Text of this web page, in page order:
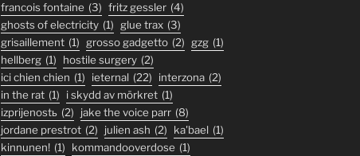
francois fontaine (3) fritz gessler (4)
ghosts of electricity (1) glue trax (3)
grisaillement (1) grosso gadgetto (2) gzg (1)
hellberg (1) hostile surgery (2)
ici chien chien (1) ieternal (22) interzona (2)
in the rat (1) i skydd av mörkret (1)
izprijenostь (2) jake the voice parr (8)
jordane prestrot (2) julien ash (2) ka'bael (1)
kinnunen! (1) kommandooverdose (1)